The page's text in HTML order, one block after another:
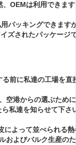
、OEMは利用できます
パッキングできます
ズされたパッケージ
前に私達の工場を直
空港からの選ぶため
私達を知らせて下さ
によって並べられる
およびバルク生産の